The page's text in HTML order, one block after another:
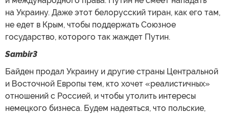
на Украину. Даже этот белорусский тиран, как его там,
не едет в Крым, чтобы поддержать Союзное
государство, которого так жаждет Путин.
Sambir3
Байден продал Украину и другие страны Центральной
и Восточной Европы тем, кто хочет «реалистичных»
отношений с Россией, и чтобы утолить интересы
немецкого бизнеса. Будем надеяться, что польские,